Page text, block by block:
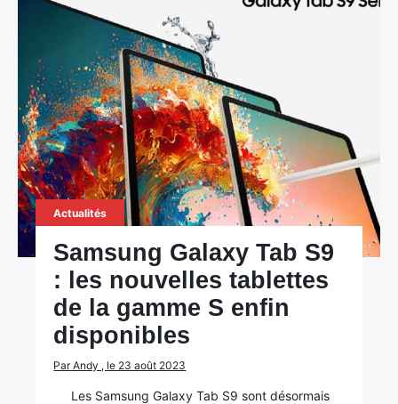
Actualités
Samsung Galaxy Tab S9
: les nouvelles tablettes
de la gamme S enfin
disponibles
Par Andy , le 23 août 2023
Les Samsung Galaxy Tab S9 sont désormais